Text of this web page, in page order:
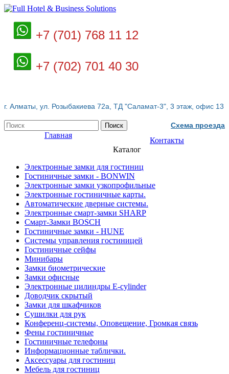
+7 (701) 768 11 12
+7 (702) 701 40 30
г. Алматы, ул. Розыбакиева 72а, ТД "Саламат-3", 3 этаж, офис 13
Схема проезда
Поиск
Главная
Контакты
Каталог
Электронные замки для гостиниц
Гостиничные замки - BONWIN
Электронные замки узкопрофильные
Электронные гостиничные карты.
Автоматические дверные системы.
Электронные смарт-замки SHARP
Смарт-Замки BOSCH
Гостиничные замки - HUNE
Системы управления гостиницей
Гостиничные сейфы
Минибары
Замки биометрические
Замки офисные
Электронные цилиндры E-cylinder
Доводчик скрытый
Замки для шкафчиков
Сушилки для рук
Конференц-системы, Оповещение, Громкая связь
Фены гостиничные
Гостиничные телефоны
Информационные таблички.
Аксессуары для гостиниц
Мебель для гостиниц